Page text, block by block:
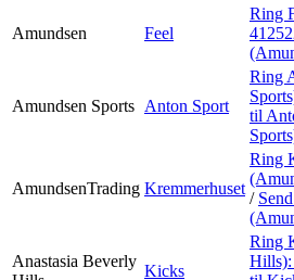
Amundsen Feel
Ring
Amundsen Sports Anton Sport
Ring
til
AmundsenTrading Kremmerhuset
Ring
/
Anastasia Beverly
Kicks
Ring
Hills):